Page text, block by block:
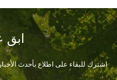
ابق
اشترك للبقاء على اطلاع بأحدث